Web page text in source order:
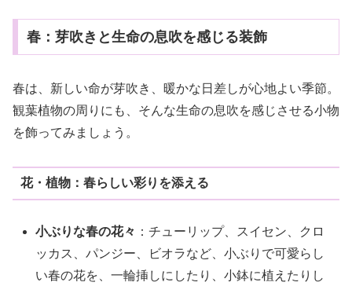
春：芽吹きと生命の息吹を感じる装飾
春は、新しい命が芽吹き、暖かな日差しが心地よい季節。
観葉植物の周りにも、そんな生命の息吹を感じさせる小物
を飾ってみましょう。
花・植物：春らしい彩りを添える
小ぶりな春の花々 ：チューリップ、スイセン、クロ
ッカス、パンジー、ビオラなど、小ぶりで可愛らし
い春の花を、一輪挿しにしたり、小鉢に植えたりし